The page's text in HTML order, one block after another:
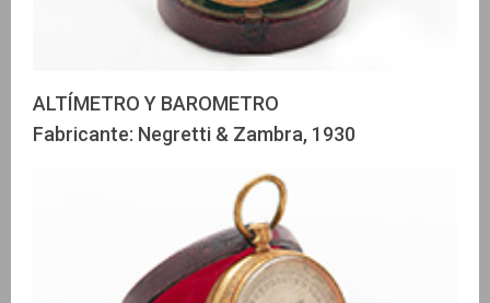
ALTÍMETRO Y BAROMETRO
Fabricante: Negretti & Zambra, 1930